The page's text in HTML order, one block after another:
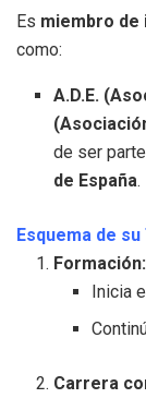
Es miembro
como:
A.D.E.
de ser
de España.
Esquema de
Formación:
Inicia
Carrera